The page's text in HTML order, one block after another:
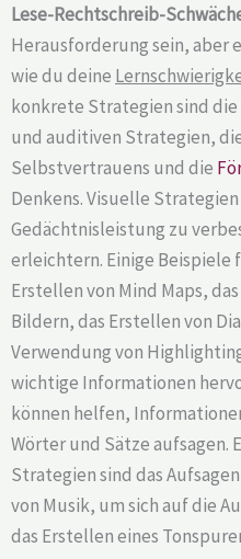
Lese-Rechtschreib-
Herausforderung sein, aber
wie du deine
konkrete Strategien sind
und auditiven Strategien,
Selbstvertrauens und die
Denkens. Visuelle
Gedächtnisleistung zu
erleichtern. Einige Beispiele
Erstellen von Mind Maps,
Bildern, das Erstellen von
Verwendung von
wichtige Informationen
können helfen,
Wörter und Sätze aufsagen.
Strategien sind das
von Musik, um sich auf die
das Erstellen eines